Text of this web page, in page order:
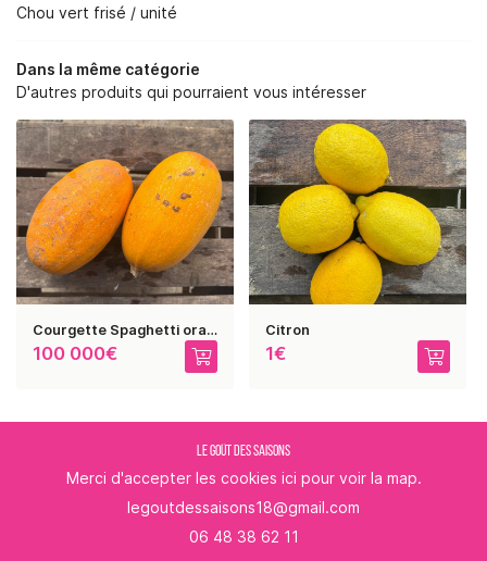
SAVOIR-FAIRE
BOUTIQUE
PHOTOS
AVIS
CONTACT
REJOIGNEZ-NOUS :
RESTEZ
INSCRIPTION
Chou vert frisé / unité
Dans la même catégorie
D'autres produits qui pourraient vous intéresser
Courgette Spaghetti orange
100 000€
Citron
1€
LE GOÛT DES SAISONS
Merci d'accepter les cookies ici pour voir la map.
06 48 38 62 11